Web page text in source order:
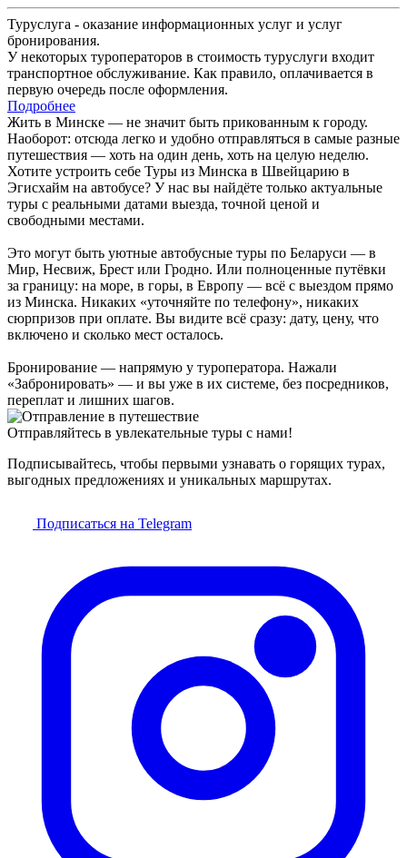
Туруслуга - оказание информационных услуг и услуг
бронирования.
У некоторых туроператоров в стоимость туруслуги входит
транспортное обслуживание. Как правило, оплачивается в
первую очередь после оформления.
Подробнее
Жить в Минске — не значит быть прикованным к городу.
Наоборот: отсюда легко и удобно отправляться в самые разные
путешествия — хоть на один день, хоть на целую неделю.
Хотите устроить себе Туры из Минска в Швейцарию в
Эгисхайм на автобусе? У нас вы найдёте только актуальные
туры с реальными датами выезда, точной ценой и
свободными местами.
Это могут быть уютные автобусные туры по Беларуси — в
Мир, Несвиж, Брест или Гродно. Или полноценные путёвки
за границу: на море, в горы, в Европу — всё с выездом прямо
из Минска. Никаких «уточняйте по телефону», никаких
сюрпризов при оплате. Вы видите всё сразу: дату, цену, что
включено и сколько мест осталось.
Бронирование — напрямую у туроператора. Нажали
«Забронировать» — и вы уже в их системе, без посредников,
переплат и лишних шагов.
Отправляйтесь в увлекательные туры с нами!
Подписывайтесь, чтобы первыми узнавать о горящих турах,
выгодных предложениях и уникальных маршрутах.
Подписаться на Telegram